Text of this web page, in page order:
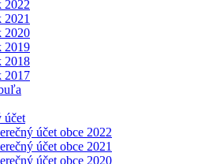
2022
2021
2020
2019
2018
2017
účet
účet obce 2022
účet obce 2021
účet obce 2020